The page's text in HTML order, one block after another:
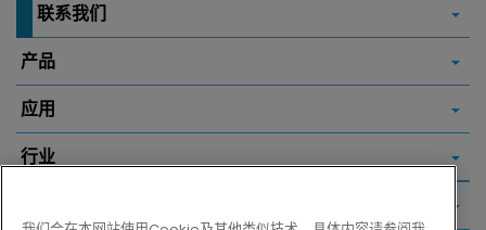
联系我们
产品
应用
行业